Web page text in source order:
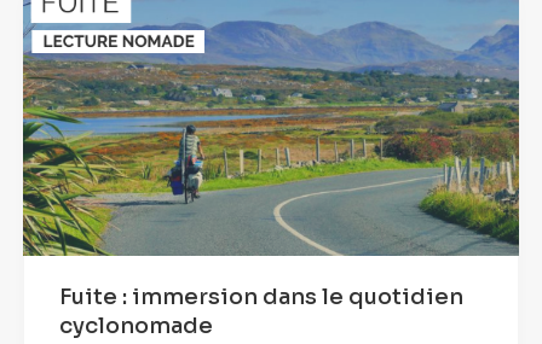
Fuite : immersion dans le quotidien
cyclonomade